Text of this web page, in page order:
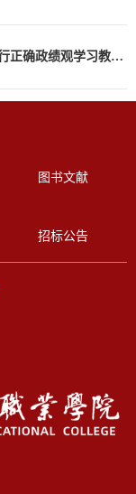
开封智慧健康职业学院举办树立和践行正确政绩观学习教育读书班
图书文献
招标公告